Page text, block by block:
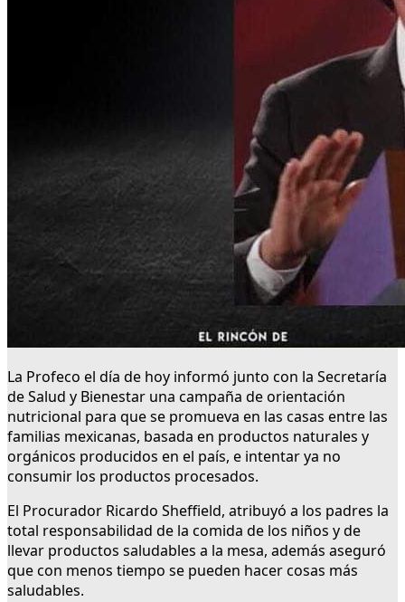
La Profeco el día de hoy informó junto con la Secretaría
de Salud y Bienestar una campaña de orientación
nutricional para que se promueva en las casas entre las
familias mexicanas, basada en productos naturales y
orgánicos producidos en el país, e intentar ya no
consumir los productos procesados.
El Procurador Ricardo Sheffield, atribuyó a los padres la
total responsabilidad de la comida de los niños y de
llevar productos saludables a la mesa, además aseguró
que con menos tiempo se pueden hacer cosas más
saludables.